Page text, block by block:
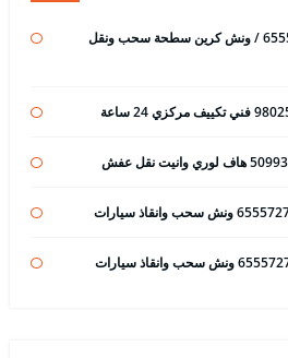
ونش ابو حليفة رقم / 65557275 / ونش كرين سطحة سحب ونقل